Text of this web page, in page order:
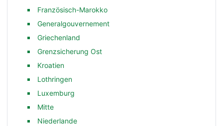
Französisch-Marokko
Generalgouvernement
Griechenland
Grenzsicherung Ost
Kroatien
Lothringen
Luxemburg
Mitte
Niederlande